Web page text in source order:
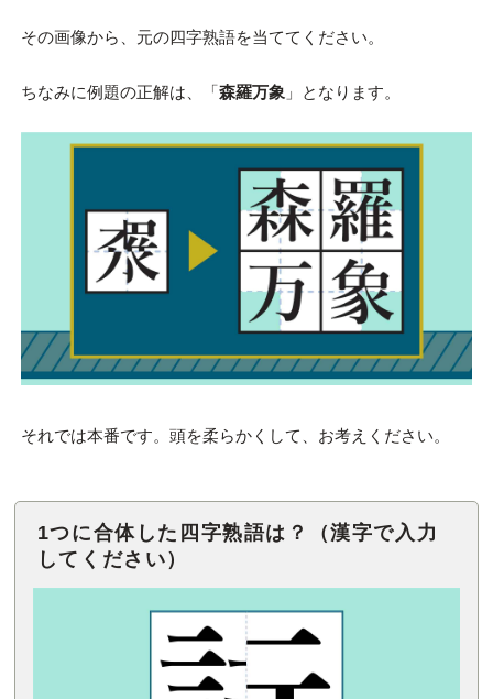
その画像から、元の四字熟語を当ててください。
ちなみに例題の正解は、「森羅万象 」となります。
それでは本番です。頭を柔らかくして、お考えください。
1つに合体した四字熟語は？（漢字で入力
してください）